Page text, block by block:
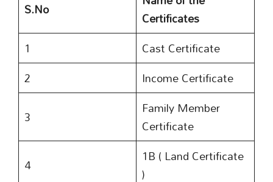
S.No
Certificates
1
Cast Certificate
2
Income Certificate
3
Family Member
Certificate
4
1B ( Land Certificate
)